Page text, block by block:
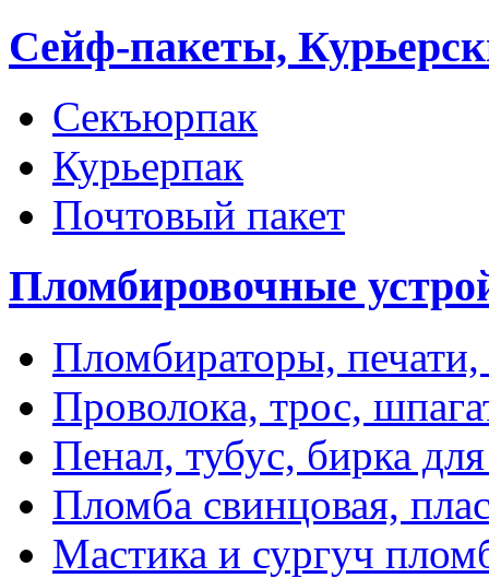
Сейф-пакеты,
Секъюрпак
Курьерпак
Почтовый пакет
Пломбировочные
Пломбираторы, печати,
Проволока, трос,
Пенал, тубус, бирка
Пломба свинцовая,
Мастика и сургуч